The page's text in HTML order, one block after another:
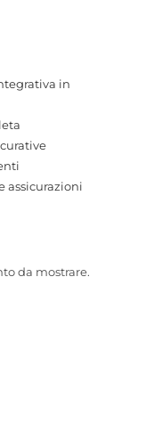
in
assicurazioni
da mostrare.